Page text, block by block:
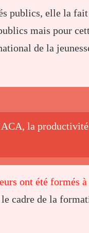
publics, elle la fait
mais pour
de la
la
ont été formés
cadre de la